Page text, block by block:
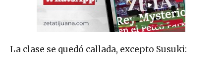
La clase se quedó callada, excepto Susuki: